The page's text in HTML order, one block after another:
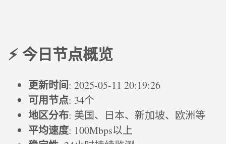
⚡ 今日节点概览
更新时间: 2025-05-11 20:19:26
可用节点: 34个
地区分布: 美国、日本、新加坡、欧洲等
平均速度: 100Mbps以上